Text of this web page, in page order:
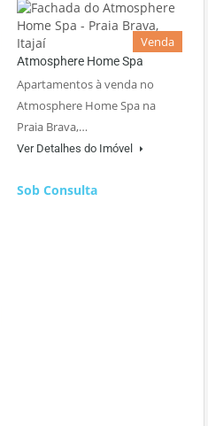
Venda
Atmosphere Home Spa
Apartamentos à venda no
Atmosphere Home Spa na
Praia Brava,…
Ver Detalhes do Imóvel
Sob Consulta